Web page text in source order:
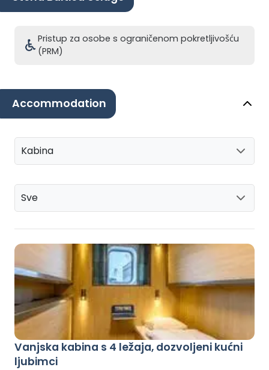
Pristup za osobe s ograničenom pokretljivošću
(PRM)
Accommodation
Kabina
Sve
Vanjska kabina s 4 ležaja, dozvoljeni kućni
ljubimci